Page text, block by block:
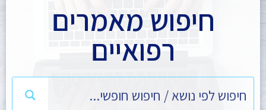
חיפוש מאמרים
רפואיים